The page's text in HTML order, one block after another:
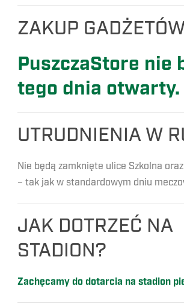
ZAKUP
PuszczaStore nie
tego dnia otwarty.
UTRUDNIENIA W
Nie będą zamknięte ulice Szkolna
– tak jak w standardowym dniu
JAK DOTRZEĆ NA
STADION?
Zachęcamy do dotarcia na stadion